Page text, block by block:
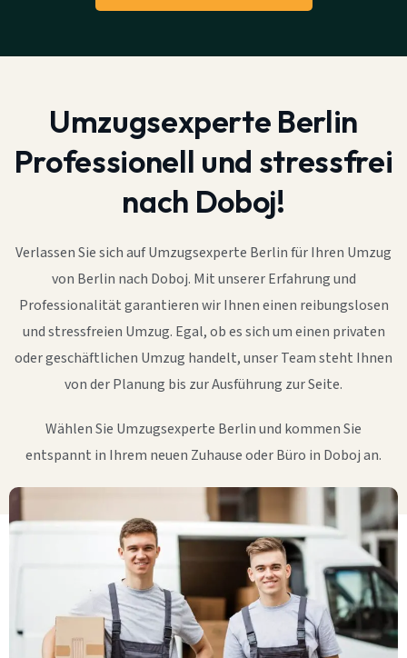
Umzugsexperte Berlin
Professionell und stressfrei
nach Doboj!
Verlassen Sie sich auf Umzugsexperte Berlin für Ihren Umzug
von Berlin nach Doboj. Mit unserer Erfahrung und
Professionalität garantieren wir Ihnen einen reibungslosen
und stressfreien Umzug. Egal, ob es sich um einen privaten
oder geschäftlichen Umzug handelt, unser Team steht Ihnen
von der Planung bis zur Ausführung zur Seite.
Wählen Sie Umzugsexperte Berlin und kommen Sie
entspannt in Ihrem neuen Zuhause oder Büro in Doboj an.